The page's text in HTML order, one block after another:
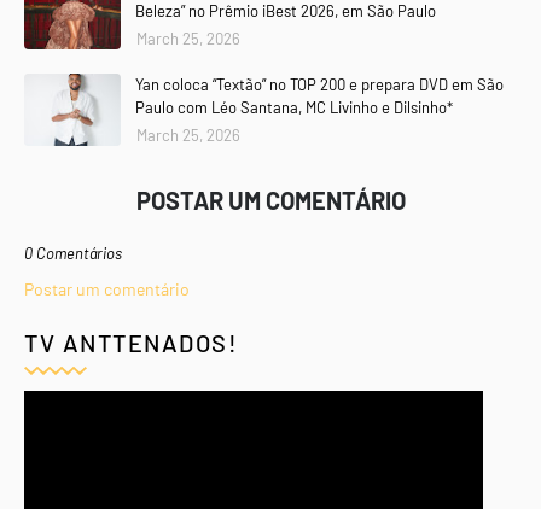
Beleza” no Prêmio iBest 2026, em São Paulo
March 25, 2026
Yan coloca “Textão” no TOP 200 e prepara DVD em São
Paulo com Léo Santana, MC Livinho e Dilsinho*
March 25, 2026
POSTAR UM COMENTÁRIO
0 Comentários
Postar um comentário
TV ANTTENADOS!